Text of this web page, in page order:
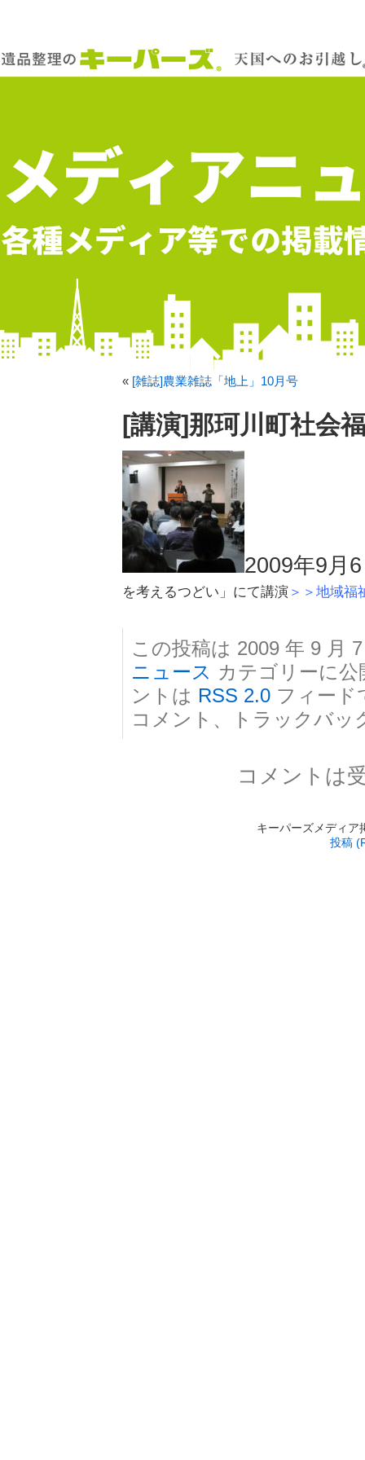
« [雑誌]農業雑誌「地上」10月号
[講演]那珂川町社会
2009年9月
を考えるつどい」にて講演 ＞＞地域福
この投稿は 2009 年 9 月
ニュース カテゴリーに
ントは RSS 2.0 フィード
コメント、トラックバッ
コメントは
キーパーズメディ
投稿